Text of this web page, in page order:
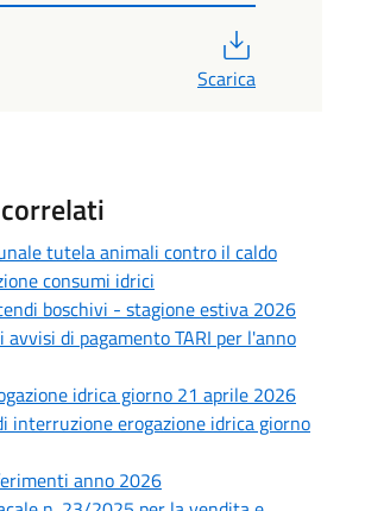
Scarica
tutela animali contro il caldo
consumi idrici
boschivi - stagione estiva 2026
avvisi di pagamento TARI per l'anno
idrica giorno 21 aprile 2026
interruzione erogazione idrica giorno
anno 2026